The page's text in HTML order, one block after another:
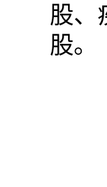
股、
股。